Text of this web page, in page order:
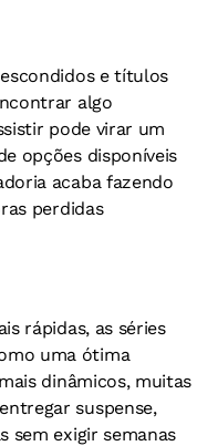
e títulos
algo
pode virar um
opções disponíveis
acaba fazendo
perdidas
rápidas, as séries
uma ótima
dinâmicos, muitas
suspense,
sem exigir semanas